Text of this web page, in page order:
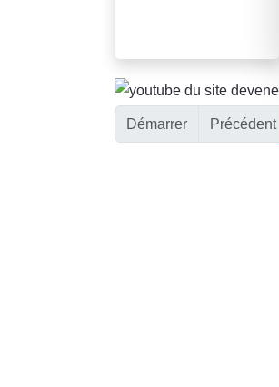
Démarrer Précédent